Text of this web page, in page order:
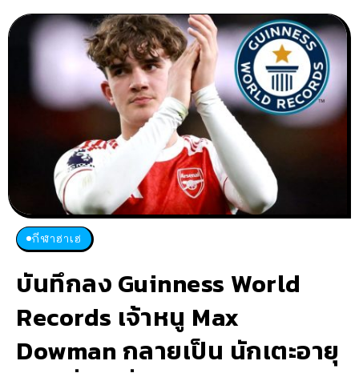
กีฬาฮาเฮ
บันทึกลง Guinness World
Records เจ้าหนู Max
Dowman กลายเป็น นักเตะอายุ